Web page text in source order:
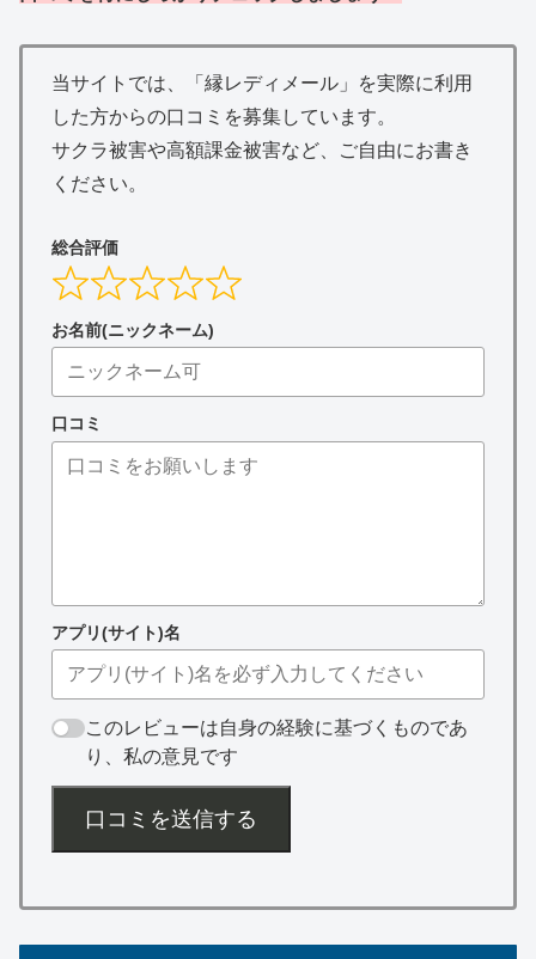
当サイトでは、「縁レディメール」を実際に利用
した方からの口コミを募集しています。
サクラ被害や高額課金被害など、ご自由にお書き
ください。
総合評価
お名前(ニックネーム)
口コミ
アプリ(サイト)名
このレビューは自身の経験に基づくものであ
り、私の意見です
口コミを送信する